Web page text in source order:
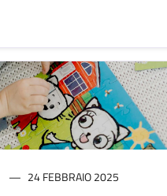
24 FEBBRAIO 2025